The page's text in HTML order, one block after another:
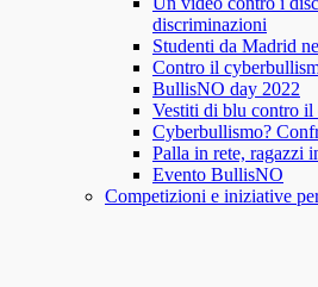
discriminazioni
Studenti da Madrid
Contro il
BullisNO day 2022
Vestiti di blu contro
Cyberbullismo?
Palla in rete, ragazzi
Evento BullisNO
Competizioni e iniziative